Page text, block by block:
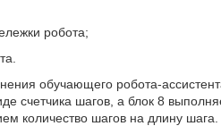
робота;
обучающего робота-
счетчика шагов, а блок 8
количество шагов на длину шага.